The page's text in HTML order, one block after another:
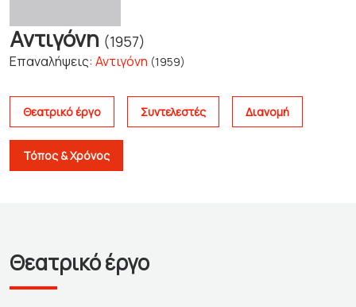
Αντιγόνη (1957)
Επαναλήψεις: Αντιγόνη (1959)
Θεατρικό έργο Συντελεστές Διανομή
Τόπος & Χρόνος
Θεατρικό έργο